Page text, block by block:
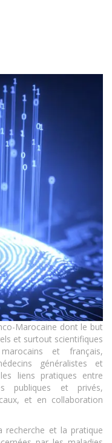
Marocaine dont le but
et surtout scientifiques
et français,
généralistes et
liens pratiques entre
publiques et privés,
et en collaboration
recherche et la pratique